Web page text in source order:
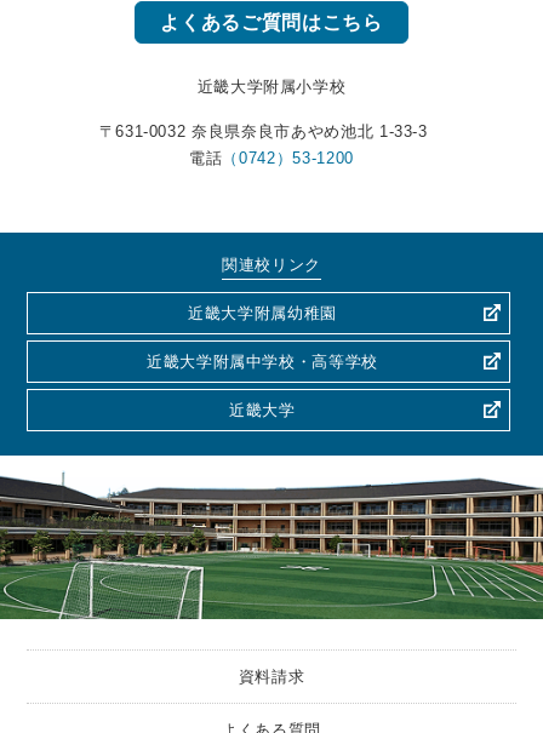
よくあるご質問はこちら
近畿大学附属小学校
〒631-0032 奈良県奈良市あやめ池北 1-33-3
電話 （0742）53-1200
関連校リンク
近畿大学附属幼稚園
近畿大学附属中学校・高等学校
近畿大学
資料請求